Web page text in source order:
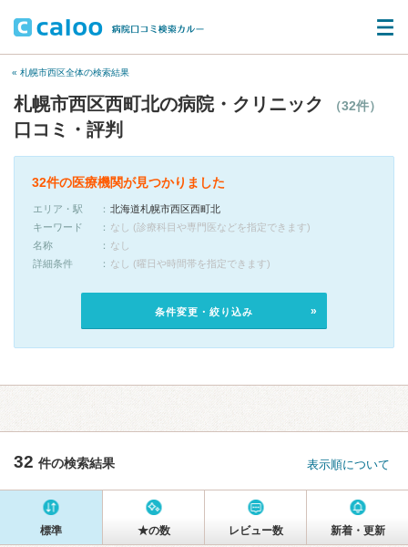
« 札幌市西区全体の検索結果
札幌市西区西町北の病院・クリニック （32件）
口コミ・評判
32件の医療機関が見つかりました
エリア・駅
北海道札幌市西区西町北
キーワード
なし (診療科目や専門医などを指定できます)
名称
なし
詳細条件
なし (曜日や時間帯を指定できます)
条件変更・絞り込み
32 件の検索結果 表示順について
標準 ★の数 レビュー数 新着・更新